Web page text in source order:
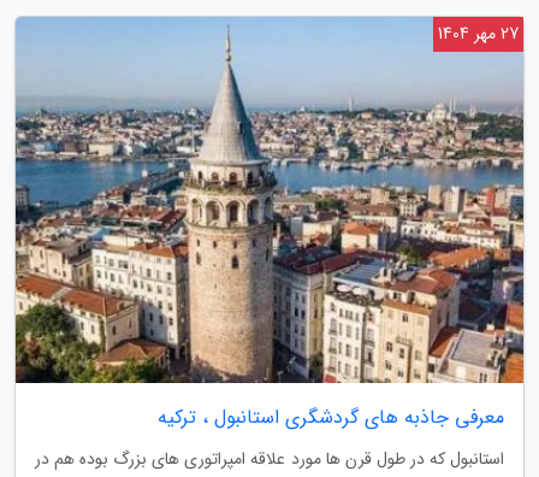
معرفی جاذبه های گردشگری استانبول ، ترکیه
استانبول که در طول قرن ها مورد علاقه امپراتوری های بزرگ بوده هم در
27 مهر 1404